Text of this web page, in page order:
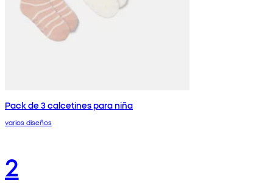
Pack de 3 calcetines para niña
varios diseños
2